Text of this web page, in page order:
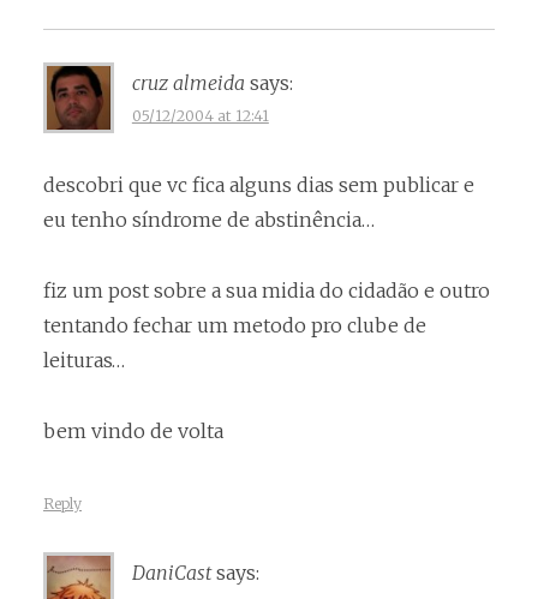
cruz almeida says:
05/12/2004 at 12:41
descobri que vc fica alguns dias sem publicar e
eu tenho síndrome de abstinência…
fiz um post sobre a sua midia do cidadão e outro
tentando fechar um metodo pro clube de
leituras…
bem vindo de volta
Reply
DaniCast says: